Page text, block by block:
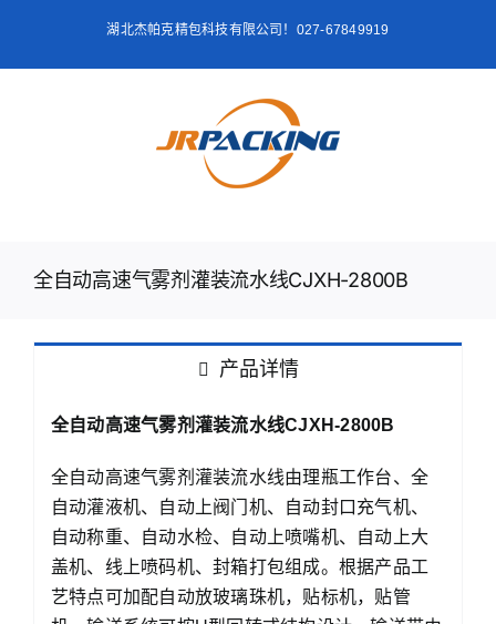
内
湖北杰帕克精包科技有限公司！027-67849919
全自动高速气雾剂灌装流水线CJXH-2800B
产品详情
全自动高速气雾剂灌装流水线CJXH-2800B
全自动高速气雾剂灌装流水线由理瓶工作台、全
自动灌液机、自动上阀门机、自动封口充气机、
自动称重、自动水检、自动上喷嘴机、自动上大
盖机、线上喷码机、封箱打包组成。根据产品工
艺特点可加配自动放玻璃珠机，贴标机，贴管